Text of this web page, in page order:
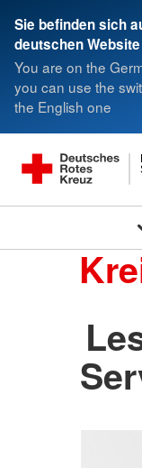
Sie befinden sich
deutschen Website
You are on the
you can use the
the English one